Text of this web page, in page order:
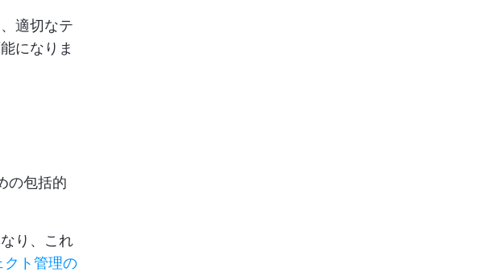
適切なテ
になりま
の包括的
り、これ
クト管理の